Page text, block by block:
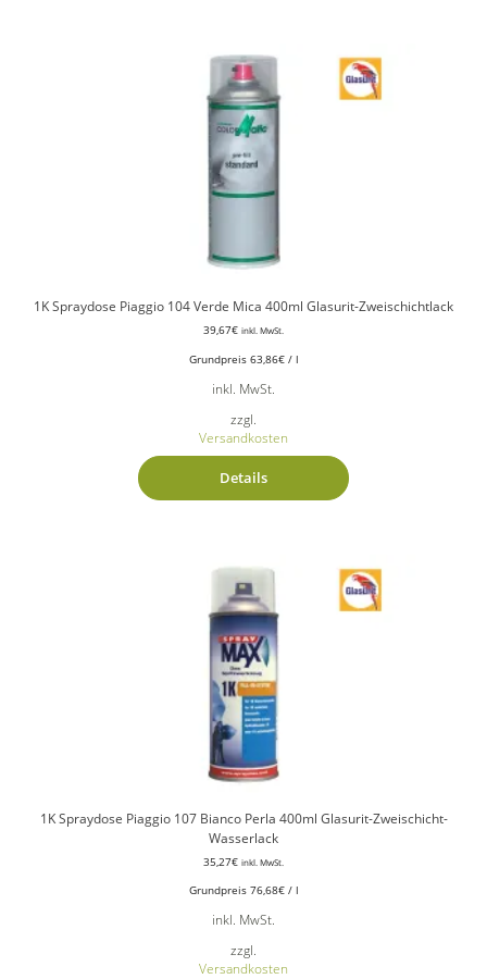
1K Spraydose Piaggio 104 Verde Mica 400ml Glasurit-Zweischichtlack
39,67€ inkl. MwSt.
Grundpreis 63,86€/ l
inkl. MwSt.
zzgl.
Versandkosten
Details
1K Spraydose Piaggio 107 Bianco Perla 400ml Glasurit-Zweischicht-
Wasserlack
35,27€ inkl. MwSt.
Grundpreis 76,68€/ l
inkl. MwSt.
zzgl.
Versandkosten